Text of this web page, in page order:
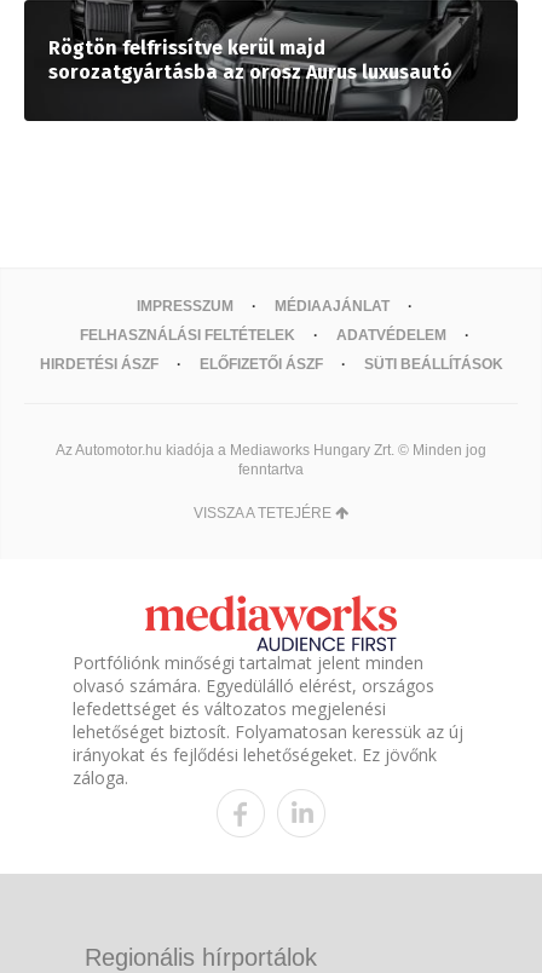
Rögtön felfrissítve kerül majd
sorozatgyártásba az orosz Aurus luxusautó
IMPRESSZUM
MÉDIAAJÁNLAT
FELHASZNÁLÁSI FELTÉTELEK
ADATVÉDELEM
HIRDETÉSI ÁSZF
ELŐFIZETŐI ÁSZF SÜTI BEÁLLÍTÁSOK
Az Automotor.hu kiadója a Mediaworks Hungary Zrt. © Minden jog
fenntartva
VISSZA A TETEJÉRE
Portfóliónk minőségi tartalmat jelent minden
olvasó számára. Egyedülálló elérést, országos
lefedettséget és változatos megjelenési
lehetőséget biztosít. Folyamatosan keressük az új
irányokat és fejlődési lehetőségeket. Ez jövőnk
záloga.
Regionális hírportálok